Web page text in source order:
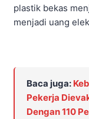
plastik bekas
menjadi uang
Baca juga:
Pekerja
Dengan 110